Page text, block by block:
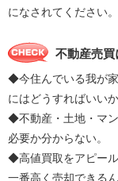
になされてください。
不動産売買
◆今住んでいる我が
にはどうすればいいか
◆不動産・土地・マ
必要か分からない。
◆高値買取をアピール
一番高く売却できる